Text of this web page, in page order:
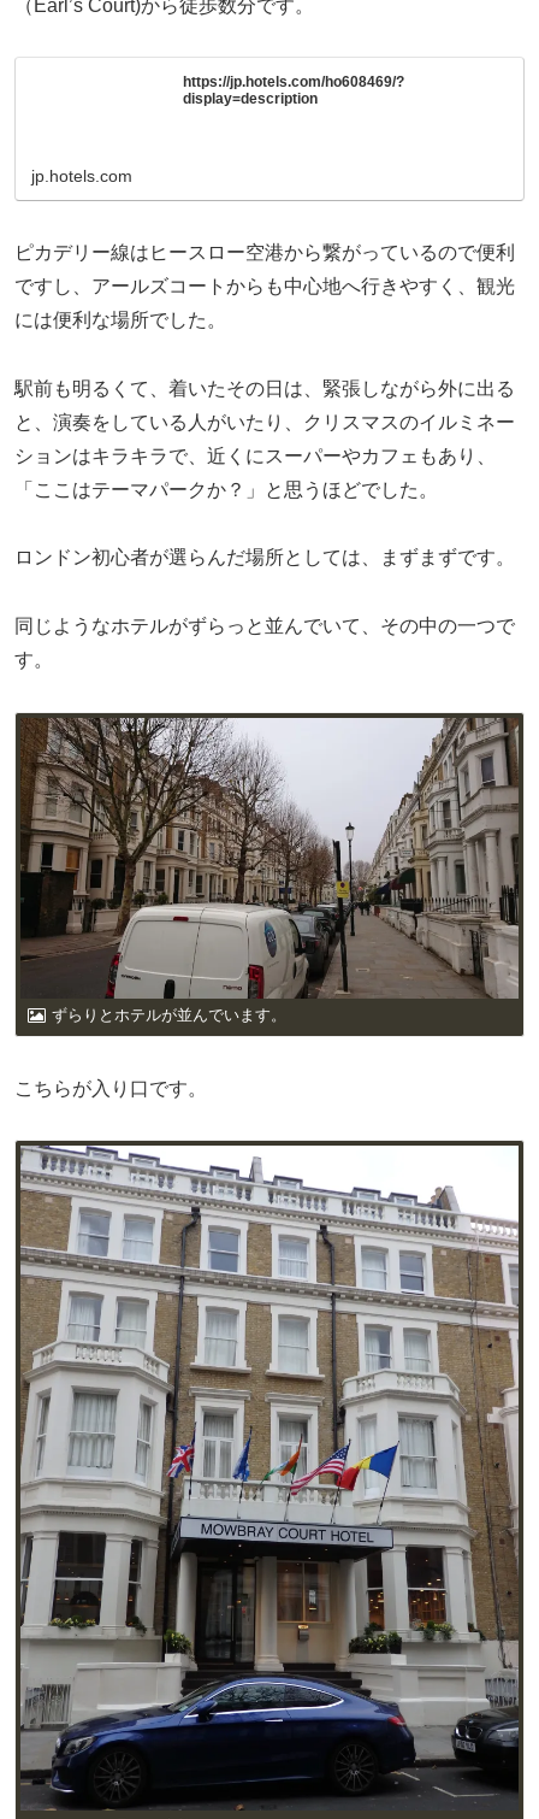
（Earl’s Court)から徒歩数分です。
https://jp.hotels.com/ho608469/?
display=description
jp.hotels.com
ピカデリー線はヒースロー空港から繋がっているので便利
ですし、アールズコートからも中心地へ行きやすく、観光
には便利な場所でした。
駅前も明るくて、着いたその日は、緊張しながら外に出る
と、演奏をしている人がいたり、クリスマスのイルミネー
ションはキラキラで、近くにスーパーやカフェもあり、
「ここはテーマパークか？」と思うほどでした。
ロンドン初心者が選らんだ場所としては、まずまずです。
同じようなホテルがずらっと並んでいて、その中の一つで
す。
ずらりとホテルが並んでいます。
こちらが入り口です。